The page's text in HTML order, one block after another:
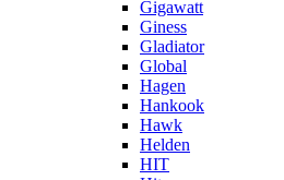
Gigawatt
Giness
Gladiator
Global
Hagen
Hankook
Hawk
Helden
HIT